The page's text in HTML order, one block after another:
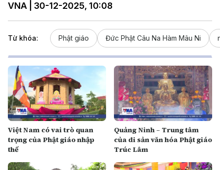
VNA | 30-12-2025, 10:08
Từ khóa: Phật giáo Đức Phật Câu Na Hàm Mâu Ni
Việt Nam có vai trò quan
trọng của Phật giáo nhập
thế
Quảng Ninh – Trung tâm
của di sản văn hóa Phật giáo
Trúc Lâm